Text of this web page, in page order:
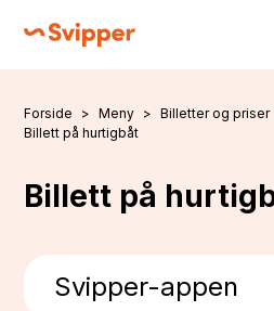
Du er her:
Forside Meny Billetter og priser
Billett på hurtigbåt
Billett på
Svipper-appen